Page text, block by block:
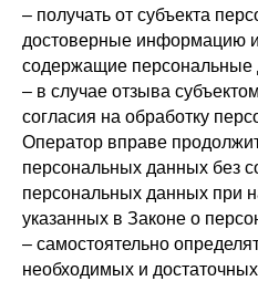
– получать от субъекта
достоверные информацию
содержащие персональные
– в случае отзыва
согласия на обработку
Оператор вправе
персональных данных без
персональных данных при
указанных в Законе о
– самостоятельно
необходимых и